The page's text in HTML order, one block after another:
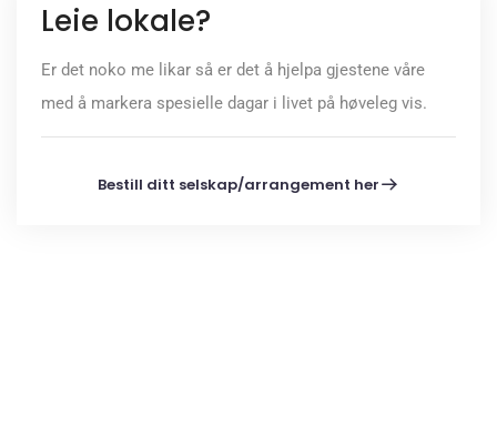
Leie lokale?
Er det noko me likar så er det å hjelpa gjestene våre
med å markera spesielle dagar i livet på høveleg vis.
Bestill ditt selskap/arrangement her